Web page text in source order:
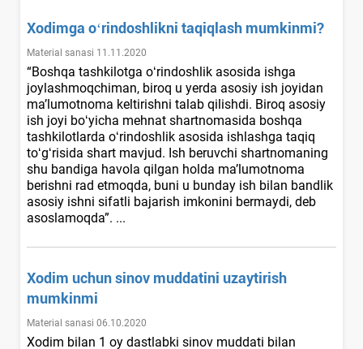
Xodimga oʻrindoshlikni taqiqlash mumkinmi?
Material sanasi 11.11.2020
“Boshqa tashkilotga oʻrindoshlik asosida ishga
joylashmoqchiman, biroq u yerda asosiy ish joyidan
ma’lumotnoma keltirishni talab qilishdi. Biroq asosiy
ish joyi boʻyicha mehnat shartnomasida boshqa
tashkilotlarda oʻrindoshlik asosida ishlashga taqiq
toʻgʻrisida shart mavjud. Ish beruvchi shartnomaning
shu bandiga havola qilgan holda ma’lumotnoma
berishni rad etmoqda, buni u bunday ish bilan bandlik
asosiy ishni sifatli bajarish imkonini bermaydi, deb
asoslamoqda”. ...
Xodim uchun sinov muddatini uzaytirish
mumkinmi
Material sanasi 06.10.2020
Xodim bilan 1 oy dastlabki sinov muddati bilan